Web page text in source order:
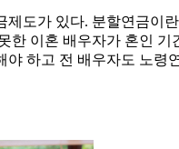
도가 있다. 분할연금이
이혼 배우자가 혼인
하고 전 배우자도 노령